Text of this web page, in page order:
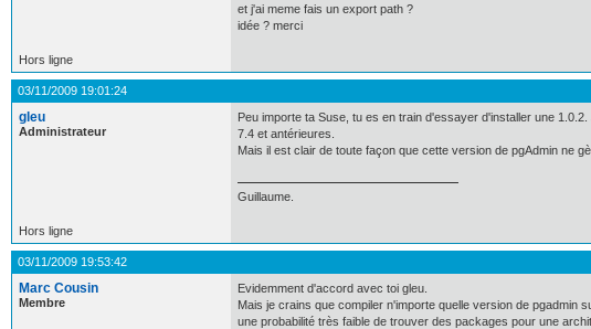
et j'ai meme fais un export path ?
idée ? merci
Hors ligne
03/11/2009 19:01:24
gleu
Administrateur
Peu importe ta Suse, tu es en train d'essayer d'installer une
7.4 et antérieures.
Mais il est clair de toute façon que cette version de pgAdmin ne
Guillaume.
Hors ligne
03/11/2009 19:53:42
Marc Cousin
Membre
Evidemment d'accord avec toi gleu.
Mais je crains que compiler n'importe quelle version de
une probabilité très faible de trouver des packages pour une